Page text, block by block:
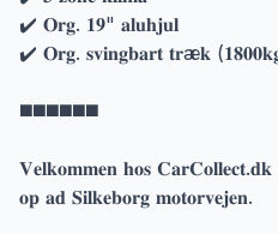
✔️ 𝐎𝐫𝐠. 𝟏𝟗" 𝐚𝐥𝐮𝐡𝐣𝐮𝐥
✔️ 𝐎𝐫𝐠. 𝐬𝐯𝐢𝐧𝐠𝐛𝐚𝐫𝐭 𝐭𝐫æ𝐤
◼️◼️◼️◼️◼️◼️
𝐕𝐞𝐥𝐤𝐨𝐦𝐦𝐞𝐧 𝐡𝐨𝐬 𝐂𝐚𝐫𝐂𝐨𝐥𝐥𝐞𝐜𝐭.𝐝𝐤 -
𝐨𝐩 𝐚𝐝 𝐒𝐢𝐥𝐤𝐞𝐛𝐨𝐫𝐠 𝐦𝐨𝐭𝐨𝐫𝐯𝐞𝐣𝐞𝐧.